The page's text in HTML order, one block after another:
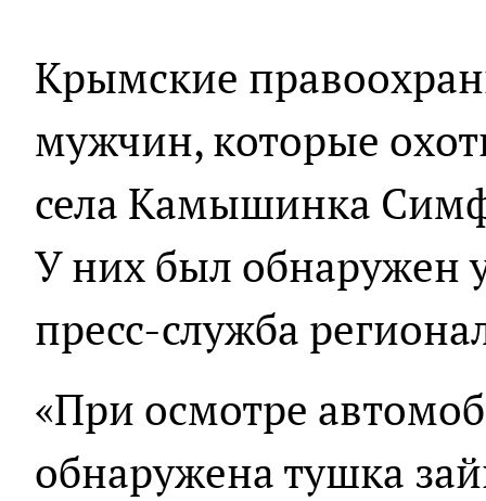
Крымские
мужчин, которые
села Камышинка
У них был обнаружен
пресс-служба
«При осмотре
обнаружена тушка